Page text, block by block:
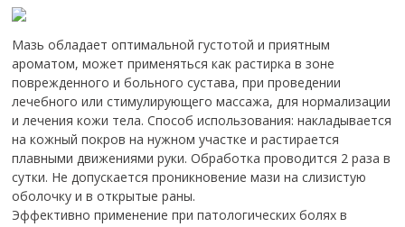
Мазь обладает оптимальной густотой и приятным
ароматом, может применяться как растирка в зоне
поврежденного и больного сустава, при проведении
лечебного или стимулирующего массажа, для нормализации
и лечения кожи тела. Способ использования: накладывается
на кожный покров на нужном участке и растирается
плавными движениями руки. Обработка проводится 2 раза в
сутки. Не допускается проникновение мази на слизистую
оболочку и в открытые раны.
Эффективно применение при патологических болях в